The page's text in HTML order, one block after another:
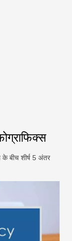
के बीच शीर्ष 5 अंतर